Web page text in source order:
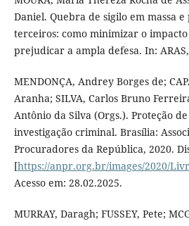
Daniel. Quebra de sigilo em massa
terceiros: como minimizar o
prejudicar a ampla defesa. In:
MENDONÇA, Andrey Borges de;
Aranha; SILVA, Carlos Bruno
Antônio da Silva (Orgs.). Proteção de
investigação criminal. Brasília:
Procuradores da República, 2020.
[https://anpr.org.br/images/2020/
Acesso em: 28.02.2025.
MURRAY, Daragh; FUSSEY, Pete;